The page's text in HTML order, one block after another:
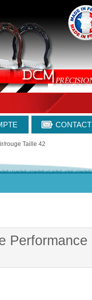
CONTACT
rouge Taille 42
Performance